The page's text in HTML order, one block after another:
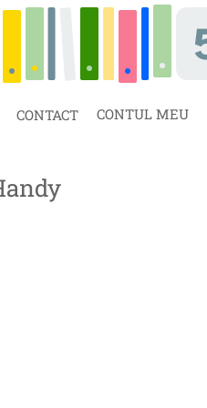
CONTUL MEU
CONTACT